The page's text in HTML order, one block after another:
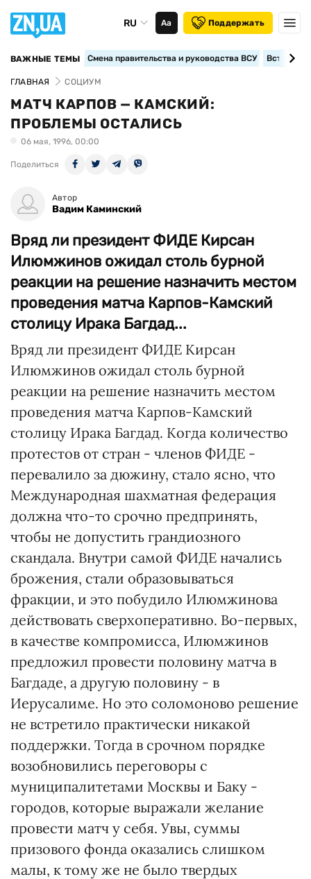
RU Аа Поддержать
ВАЖНЫЕ ТЕМЫ Смена правительства и руководства ВСУ
ГЛАВНАЯ СОЦИУМ
МАТЧ КАРПОВ — КАМСКИЙ:
ПРОБЛЕМЫ ОСТАЛИСЬ
06 мая, 1996, 00:00
Поделиться
Автор
Вадим Каминский
Вряд ли президент ФИДЕ Кирсан
Илюмжинов ожидал столь бурной
реакции на решение назначить местом
проведения матча Карпов-Камский
столицу Ирака Багдад...
Вряд ли президент ФИДЕ Кирсан
Илюмжинов ожидал столь бурной
реакции на решение назначить местом
проведения матча Карпов-Камский
столицу Ирака Багдад. Когда количество
протестов от стран - членов ФИДЕ -
перевалило за дюжину, стало ясно, что
Международная шахматная федерация
должна что-то срочно предпринять,
чтобы не допустить грандиозного
скандала. Внутри самой ФИДЕ начались
брожения, стали образовываться
фракции, и это побудило Илюмжинова
действовать сверхоперативно. Во-первых,
в качестве компромисса, Илюмжинов
предложил провести половину матча в
Багдаде, а другую половину - в
Иерусалиме. Но это соломоново решение
не встретило практически никакой
поддержки. Тогда в срочном порядке
возобновились переговоры с
муниципалитетами Москвы и Баку -
городов, которые выражали желание
провести матч у себя. Увы, суммы
призового фонда оказались слишком
малы, к тому же не было твердых